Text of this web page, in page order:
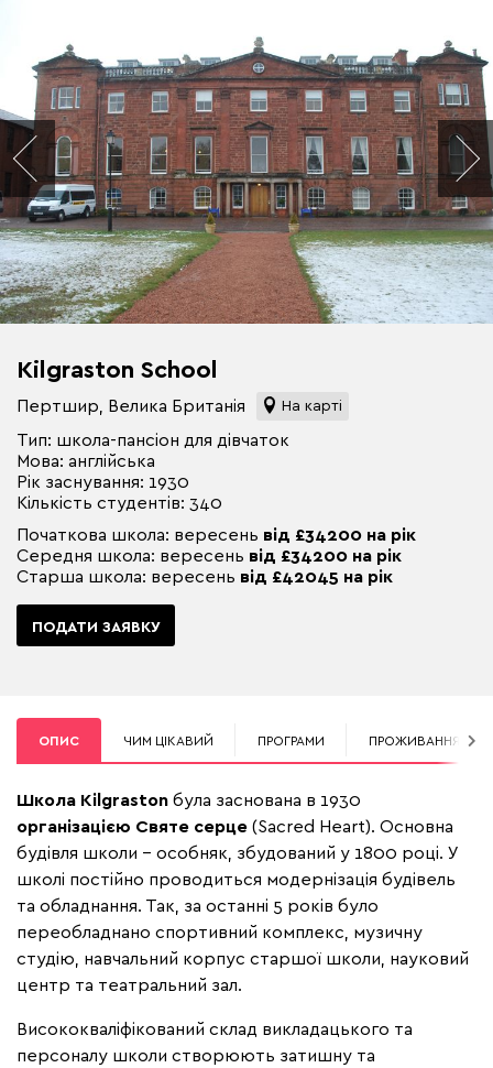
Kilgraston School
Пертшир, Велика Британія На карті
Тип: школа-пансіон для дівчаток
Мова: англійська
Рік заснування: 1930
Кількість студентів: 340
Початкова школа: вересень від £34200 на рік
Середня школа: вересень від £34200 на рік
Старша школа: вересень від £42045 на рік
ПОДАТИ ЗАЯВКУ
ОПИС ЧИМ ЦІКАВИЙ ПРОГРАМИ ПРОЖИВАННЯ
Школа Kilgraston була заснована в 1930
організацією Святе серце (Sacred Heart). Основна
будівля школи – особняк, збудований у 1800 році. У
школі постійно проводиться модернізація будівель
та обладнання. Так, за останні 5 років було
переобладнано спортивний комплекс, музичну
студію, навчальний корпус старшої школи, науковий
центр та театральний зал.
Висококваліфікований склад викладацького та
персоналу школи створюють затишну та